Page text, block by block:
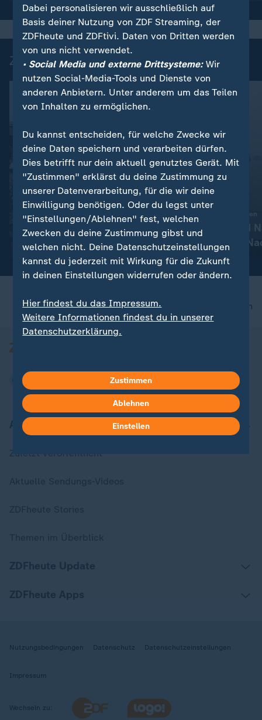
Zuletzt auf ZDFheute veröffentlicht
Opferzahlen steigen :
Erdbeben erschüttert
Kolumbien - mehr als 100
Totemit Video 1:40
Aktuelle Entwicklungen
Iran-Krieg und
Konflikt: Alle
Liveblog
nach oben
Aktuell bei ZDFheute
Zuletzt veröffentlicht
Nutzungsbedingungen Datenschutz Datenschutzeinstellungen
Impressum
Wechseln zu:
Dabei personalisieren wir ausschließlich auf
Basis deiner Nutzung von ZDF Streaming, der
ZDFheute und ZDFtivi. Daten von Dritten werden
von uns nicht verwendet.
• Social Media und externe Drittsysteme:Wir
nutzen Social-Media-Tools und Dienste von
anderen Anbietern. Unter anderem um das Teilen
von Inhalten zu ermöglichen.
Du kannst entscheiden, für welche Zwecke wir
deine Daten speichern und verarbeiten dürfen.
Dies betrifft nur dein aktuell genutztes Gerät. Mit
"Zustimmen" erklärst du deine Zustimmung zu
unserer Datenverarbeitung, für die wir deine
Einwilligung benötigen. Oder du legst unter
"Einstellungen/Ablehnen" fest, welchen
Zwecken du deine Zustimmung gibst und
welchen nicht. Deine Datenschutzeinstellungen
kannst du jederzeit mit Wirkung für die Zukunft
in deinen Einstellungen widerrufen oder ändern.
Hier findest du das Impressum.
Weitere Informationen findest du in unserer
Datenschutzerklärung.
Zustimmen
Ablehnen
Einstellen